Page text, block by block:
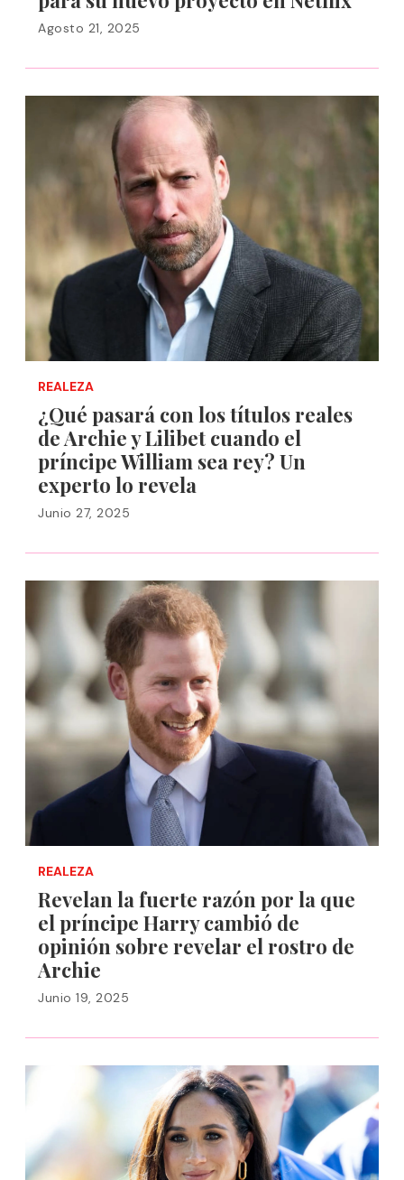
Agosto 21, 2025
REALEZA
¿Qué pasará con los títulos reales
de Archie y Lilibet cuando el
príncipe William sea rey? Un
experto lo revela
Junio 27, 2025
REALEZA
Revelan la fuerte razón por la que
el príncipe Harry cambió de
opinión sobre revelar el rostro de
Archie
Junio 19, 2025